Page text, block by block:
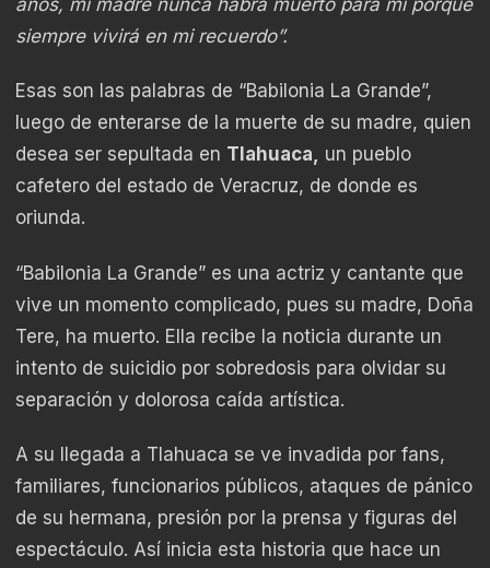
siempre vivirá en mi recuerdo”.
Esas son las palabras de “Babilonia La Grande”,
luego de enterarse de la muerte de su madre, quien
desea ser sepultada en Tlahuaca, un pueblo
cafetero del estado de Veracruz, de donde es
oriunda.
“Babilonia La Grande” es una actriz y cantante que
vive un momento complicado, pues su madre, Doña
Tere, ha muerto. Ella recibe la noticia durante un
intento de suicidio por sobredosis para olvidar su
separación y dolorosa caída artística.
A su llegada a Tlahuaca se ve invadida por fans,
familiares, funcionarios públicos, ataques de pánico
de su hermana, presión por la prensa y figuras del
espectáculo. Así inicia esta historia que hace un